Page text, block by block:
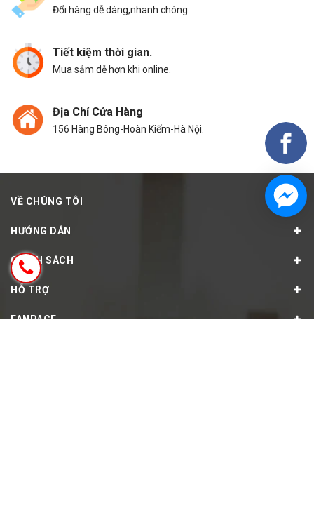
Đổi hàng dễ dàng,nhanh chóng
Tiết kiệm thời gian.
Mua sắm dễ hơn khi online.
Địa Chỉ Cửa Hàng
156 Hàng Bông-Hoàn Kiếm-Hà Nội.
VỀ CHÚNG TÔI
HƯỚNG DẪN
CHÍNH SÁCH
HỖ TRỢ
FANPAGE